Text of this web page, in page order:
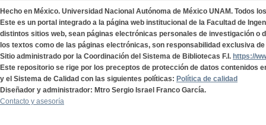
Hecho en México. Universidad Nacional Autónoma de México UNAM. Todos
Este es un portal integrado a la página web institucional de la Facultad de
distintos sitios web, sean páginas electrónicas personales de investigación o
los textos como de las páginas electrónicas, son responsabilidad exclusiva
Sitio administrado por la Coordinación del Sistema de Bibliotecas F.I. https://
Este repositorio se rige por los preceptos de protección de datos contenidos
y el Sistema de Calidad con las siguientes políticas: Política de calidad
Diseñador y administrador: Mtro Sergio Israel Franco García.
Contacto y asesoría